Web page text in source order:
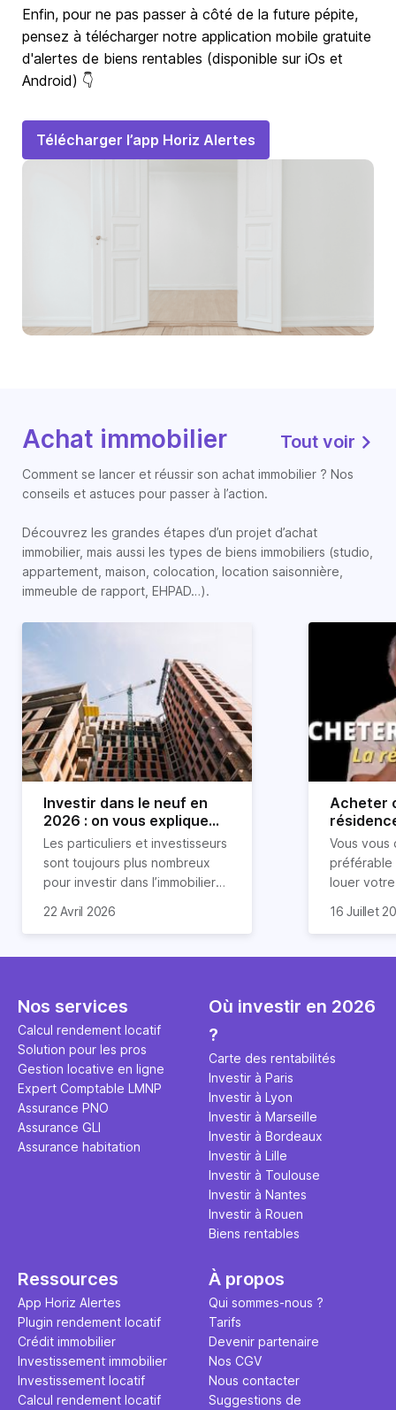
Enfin, pour ne pas passer à côté de la future pépite,
pensez à télécharger notre application mobile gratuite
d'alertes de biens rentables (disponible sur iOs et
Android) 👇
Télécharger l’app Horiz Alertes
Achat immobilier Tout voir
Comment se lancer et réussir son achat immobilier ? Nos
conseils et astuces pour passer à l’action.
Découvrez les grandes étapes d’un projet d’achat
immobilier, mais aussi les types de biens immobiliers (studio,
appartement, maison, colocation, location saisonnière,
immeuble de rapport, EHPAD…).
Investir dans le neuf en
2026 : on vous explique
tout !
Les particuliers et investisseurs
sont toujours plus nombreux
pour investir dans l’immobilier
nombreux avantages à choisir
expliquons tout dans cet
22 Avril 2026
Acheter
règle
révélée
Vous vous
préférable
louer
expert en
règle
ce secret
l'argent
principale
études et
16 Juillet
Nos services
Calcul rendement locatif
Solution pour les pros
Gestion locative en ligne
Expert Comptable LMNP
Assurance PNO
Assurance GLI
Assurance habitation
Où investir en 2026
?
Carte des rentabilités
Investir à Paris
Investir à Lyon
Investir à Marseille
Investir à Bordeaux
Investir à Lille
Investir à Toulouse
Investir à Nantes
Investir à Rouen
Biens rentables
Ressources
App Horiz Alertes
Plugin rendement locatif
Crédit immobilier
Investissement immobilier
Investissement locatif
Calcul rendement locatif
À propos
Qui sommes-nous ?
Tarifs
Devenir partenaire
Nos CGV
Nous contacter
Suggestions de